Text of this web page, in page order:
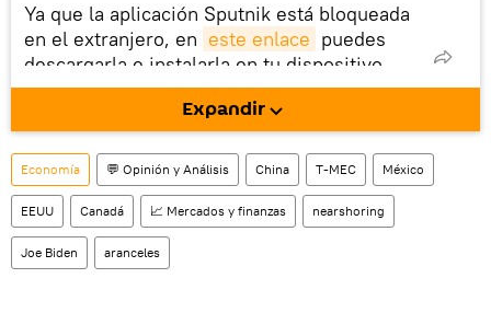
Ya que la aplicación Sputnik está bloqueada
en el extranjero, en este enlace puedes
descargarla e instalarla en tu dispositivo
móvil (¡solo para Android!).
También tenemos una cuenta en la red
social rusa VK .
Expandir
Economía 💬 Opinión y Análisis China T-MEC México
EEUU Canadá 📈 Mercados y finanzas nearshoring
Joe Biden aranceles